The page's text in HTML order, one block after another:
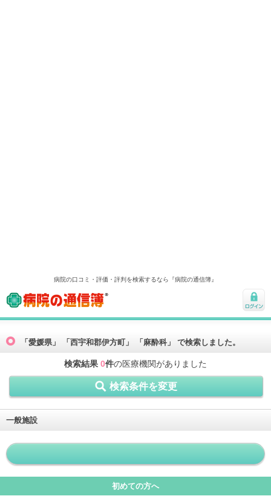
病院の口コミ・評価・評判を検索するなら『病院の通信簿』
病院の通信簿
ログ
「愛媛県」 「西宇和郡伊方町」 「麻酔科」 で検索しました。
検索結果 0件の医療機関がありました
検索条件を変更
一般施設
初めての方へ